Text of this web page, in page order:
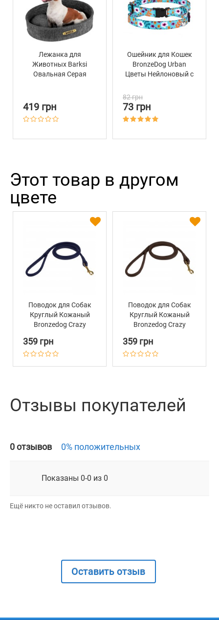
Лежанка для
Животных Barksi
Овальная Серая
419 грн
Ошейник для Кошек
BronzeDog Urban
Цветы Нейлоновый с
Колокольчиком
82 грн
73 грн
Этот товар в другом
цвете
Поводок для Собак
Круглый Кожаный
Bronzedog Crazy
359 грн
Поводок для Собак
Круглый Кожаный
Bronzedog Crazy
359 грн
Отзывы покупателей
0 отзывов 0% положительных
Показаны 0-0 из 0
Ещё никто не оставил отзывов.
Оставить отзыв